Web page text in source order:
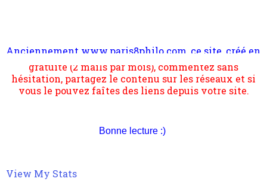
2006 lors du mouvement anti-CPE, a rendu compte de
s'occupe plus largement de rendre compte d'une
transformation dans les paradigmes philosophiques
suivant la pensée du Dehors ou du Surpli, omme la
quantique, résolvant la plupart des impasses
multiples facteurs et échelles. Ce site contient des
articles pour être apte à un plus grand nombre de
gratuite (2 mails par mois), commentez sans
hésitation, partagez le contenu sur les réseaux et si
vous le pouvez faîtes des liens depuis votre site.
Bonne lecture :)
View My Stats